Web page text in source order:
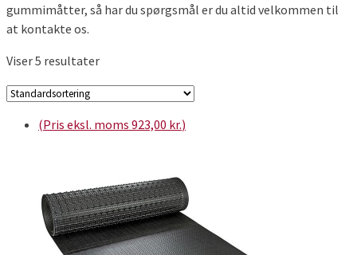
gummimåtter, så har du spørgsmål er du altid velkommen til
at kontakte os.
Viser 5 resultater
(Pris eksl. moms 923,00 kr.)